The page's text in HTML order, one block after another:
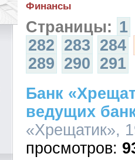
Финансы
Страницы: 1
282 283 284
289 290 291
Банк
ведущих
«Хрещатик»,